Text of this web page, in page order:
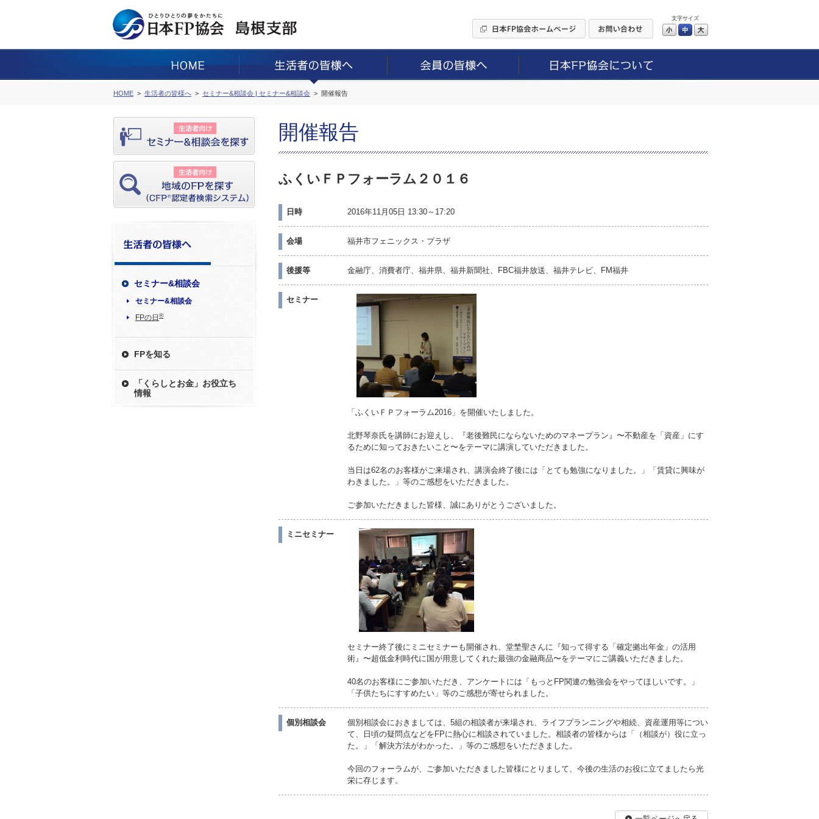
文字サイズ
小 中
HOME 生活者の皆様へ セミナー&相談会 | セミナー&相談会 開催報告
セミナー&相談会
セミナー&相談会
FPの日 ®
FPを知る
「くらしとお金」お役立ち
情報
開催報告
ふくいＦＰフォーラム２０１６
日時 2016年11月05日 13:30～17:20
会場 福井市フェニックス・プラザ
後援等 金融庁、消費者庁、福井県、福井新聞社、FBC福井放送、福井テレビ、FM福井
セミナー
「ふくいＦＰフォーラム2016」を開催いたしました。
北野琴奈氏を講師にお迎えし、『老後難民にならないためのマネープラン』〜不動産を「資産」にす
るために知っておきたいこと〜をテーマに講演していただきました。
当日は62名のお客様がご来場され、講演会終了後には「とても勉強になりました。」「賃貸に興味が
わきました。」等のご感想をいただきました。
ご参加いただきました皆様、誠にありがとうございました。
ミニセミナー
セミナー終了後にミニセミナーも開催され、堂埜聖さんに『知って得する「確定拠出年金」の活用
術』〜超低金利時代に国が用意してくれた最強の金融商品〜をテーマにご講義いただきました。
40名のお客様にご参加いただき、アンケートには「もっとFP関連の勉強会をやってほしいです。」
「子供たちにすすめたい」等のご感想が寄せられました。
個別相談会
個別相談会におきましては、5組の相談者が来場され、ライフプランニングや相続、資産運用等につい
て、日頃の疑問点などをFPに熱心に相談されていました。相談者の皆様からは「（相談が）役に立っ
た。」「解決方法がわかった。」等のご感想をいただきました。
今回のフォーラムが、ご参加いただきました皆様にとりまして、今後の生活のお役に立てましたら光
栄に存じます。